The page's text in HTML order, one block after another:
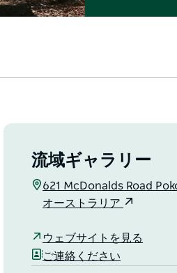
流域ギャラリー
621 McDonalds Road
オーストラリア
ウェブサイトを見る
ご連絡ください